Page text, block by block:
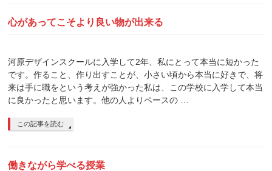
心があってこそより良い物が出来る
河原デザインスクールに入学して2年、私にとって本当に短かった
です。作ること、作り出すことが、小さい頃から本当に好きで、将
来は手に職をという考えが強かった私は、この学校に入学して本当
に良かったと思います。他の人よりペースの …
この記事を読む
働きながら学べる授業